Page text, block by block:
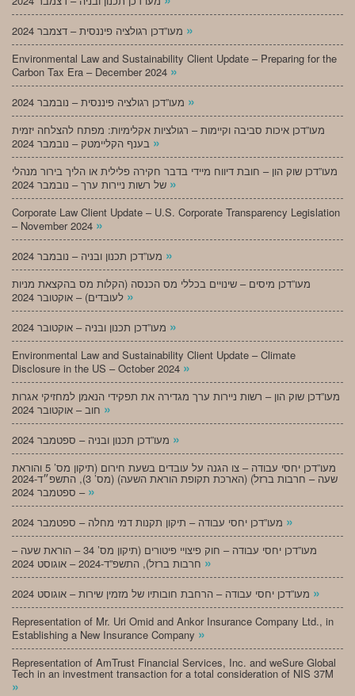
»
Environmental Law and Sustainability Client Update – Preparing for the
Carbon Tax Era – December 2024 »
»
מעו”דכן איכות סביבה וקיימות – רגולציות אקלימיות: מפתח להצלחה יזמית
»
מעו”דכן שוק הון – חובת דיווח מיידי בדבר חקירה פלילית או הליך בירור מנהלי
»
Corporate Law Client Update – U.S. Corporate Transparency Legislation
– November 2024 »
»
מעו”דכן מיסים – שינויים בכללי מס הכנסה (הקלות מס בהקצאת מניות
»
»
Environmental Law and Sustainability Client Update – Climate
Disclosure in the US – October 2024 »
מעו”דכן שוק הון – רשות ניירות ערך מגדירה את תפקידי הנאמן למחזיקי אגרות
»
»
מעו”דכן יחסי עבודה – צו הגנה על עובדים בשעת חירום (תיקון מס’ 5 והוראת
שעה – חרבות ברזל) (הארכת תקופת הוראת השעה) (מס’ 3), התשפ״ד-2024
– ספטמבר 2024 »
»
מעו”דכן יחסי עבודה – חוק פיצויי פיטורים (תיקון מס’ 34 – הוראת שעה –
»
»
Representation of Mr. Uri Omid and Ankor Insurance Company Ltd., in
Establishing a New Insurance Company »
Representation of AmTrust Financial Services, Inc. and weSure Global
Tech in an investment transaction for a total consideration of NIS 37M
»